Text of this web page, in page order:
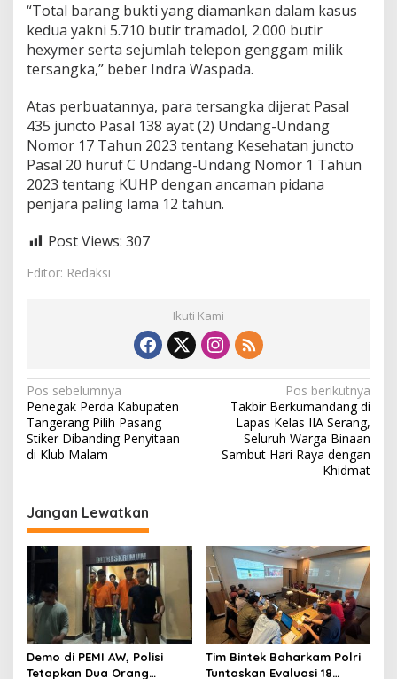
“Total barang bukti yang diamankan dalam kasus
kedua yakni 5.710 butir tramadol, 2.000 butir
hexymer serta sejumlah telepon genggam milik
tersangka,” beber Indra Waspada.
Atas perbuatannya, para tersangka dijerat Pasal
435 juncto Pasal 138 ayat (2) Undang-Undang
Nomor 17 Tahun 2023 tentang Kesehatan juncto
Pasal 20 huruf C Undang-Undang Nomor 1 Tahun
2023 tentang KUHP dengan ancaman pidana
penjara paling lama 12 tahun.
Post Views: 307
Editor: Redaksi
Ikuti Kami
N
a
v
a
s
p
o
s
Pos sebelumnya
Penegak Perda Kabupaten
Tangerang Pilih Pasang
Stiker Dibanding Penyitaan
di Klub Malam
Pos berikutnya
Takbir Berkumandang di
Lapas Kelas IIA Serang,
Seluruh Warga Binaan
Sambut Hari Raya dengan
Khidmat
Jangan Lewatkan
Demo di PEMI AW, Polisi
Tetapkan Dua Orang
Tim Bintek Baharkam Polri
Tuntaskan Evaluasi 18